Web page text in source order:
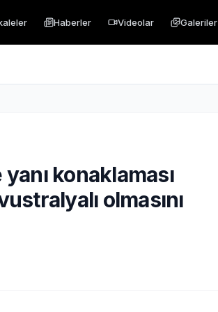
Haberler Videolar Galeriler
konaklaması
olmasını